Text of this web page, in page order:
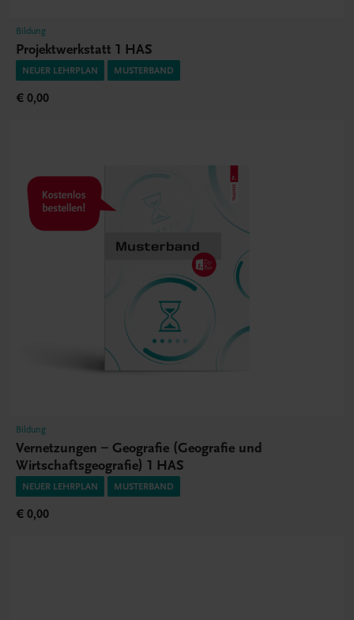
Bildung
Projektwerkstatt 1 HAS
NEUER LEHRPLAN MUSTERBAND
€ 0,00
Bildung
Vernetzungen – Geografie (Geografie und
Wirtschaftsgeografie) 1 HAS
NEUER LEHRPLAN MUSTERBAND
€ 0,00